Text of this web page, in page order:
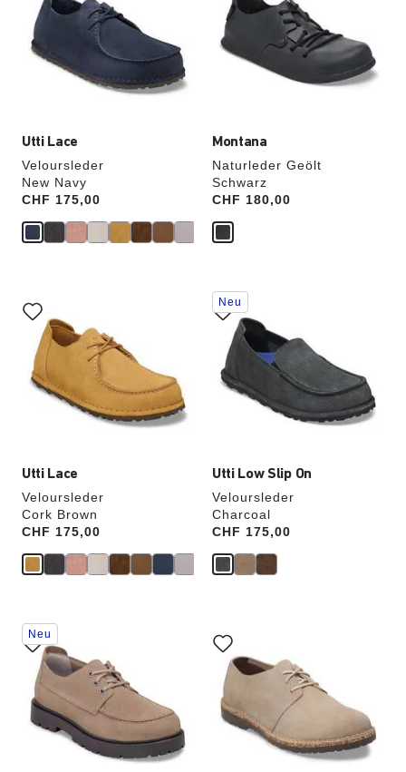
Utti Lace
Veloursleder
New Navy
Price:
CHF 175,00
Farben
werden
die
Produktbilder
aktualisiert.
Montana
Naturleder Geölt
Schwarz
Price:
CHF 180,00
Farben
werden
die
Produktbilder
aktualisiert.
Utti Lace
Veloursleder
Cork Brown
Price:
CHF 175,00
Anklicken
der
Farben
werden
die
Produktbilder
aktualisiert.
Utti Low Slip On
Veloursleder
Charcoal
Price:
CHF 175,00
Durch
Anklicken
der
Farben
werden
die
Produktbilder
aktualisiert.
Neu
Durch
Anklicken
der
Farben
werden
die
Produktbilder
aktualisiert.
Neu
Anklicken
der
Farben
werden
die
Produktbilder
aktualisiert.